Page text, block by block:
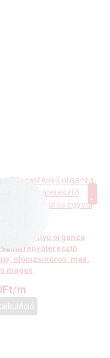
Magasfényű organza
színű fényáteresztő
ólomzsinóros, max.
magas
Ft/m